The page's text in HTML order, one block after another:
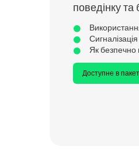
поведінку та
Як безпечно
Доступне в